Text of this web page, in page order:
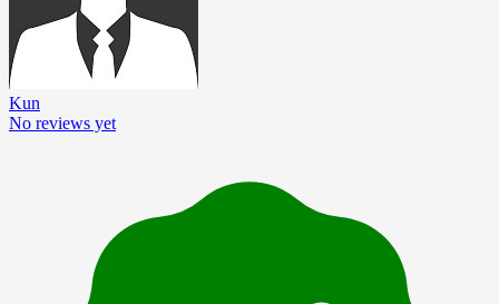
Kun
No reviews yet